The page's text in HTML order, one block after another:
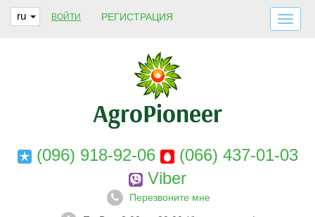
ru ВОЙТИ РЕГИСТРАЦИЯ
ДОСТАВКА И ОПЛАТА
О НАС
ГАРАНТИИ
КОНТАКТЫ
(096) 918-92-06
(066) 437-01-03
Viber
Перезвоните мне